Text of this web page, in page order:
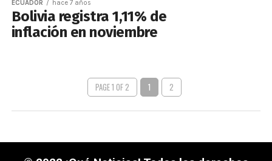
ECUADOR hace 7 años
Bolivia registra 1,11% de
inflación en noviembre
PAGE 1 OF 2 1 2